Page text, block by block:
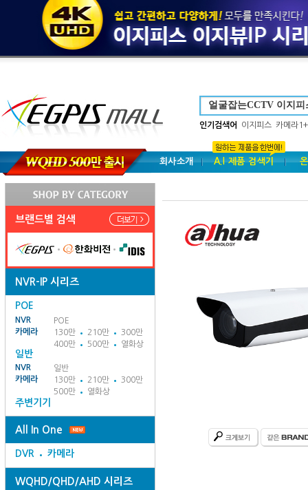
인기검색어 이지피스 카메라
회사소개 A.I 제품 검색기
브랜드별 검색
NVR-IP 시리즈
POE
NVR
POE
카메라
130만 210만
300만
400만
500만 열화상
일반
NVR
일반
카메라
130만 210만
300만
500만
열화상
주변기기
All In One
DVR 카메라
WQHD/QHD/AHD 시리즈